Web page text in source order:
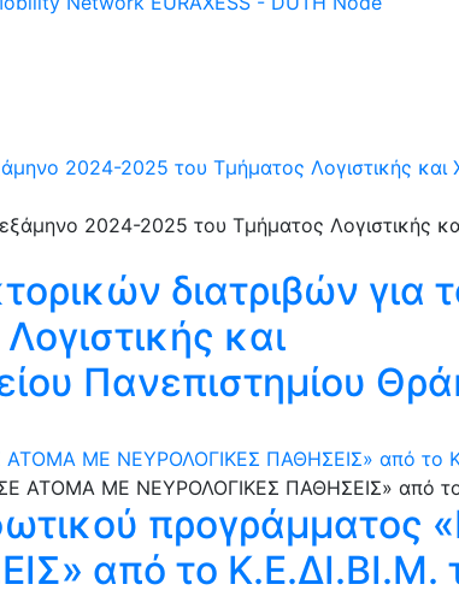
2024-2025 του Τμήματος Λογιστικής και
διατριβών για
και
Πανεπιστημίου
ΑΤΟΜΑ ΜΕ ΝΕΥΡΟΛΟΓΙΚΕΣ ΠΑΘΗΣΕΙΣ» από το
προγράμματος
από το Κ.Ε.ΔΙ.ΒΙ.Μ.